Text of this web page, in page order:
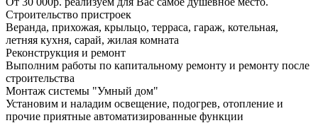
Строительство пристроек
Веранда, прихожая, крыльцо, терраса, гараж, котельная,
летняя кухня, сарай, жилая комната
Реконструкция и ремонт
Выполним работы по капитальному ремонту и ремонту после
строительства
Монтаж системы "Умный дом"
Установим и наладим освещение, подогрев, отопление и
прочие приятные автоматизированные функции